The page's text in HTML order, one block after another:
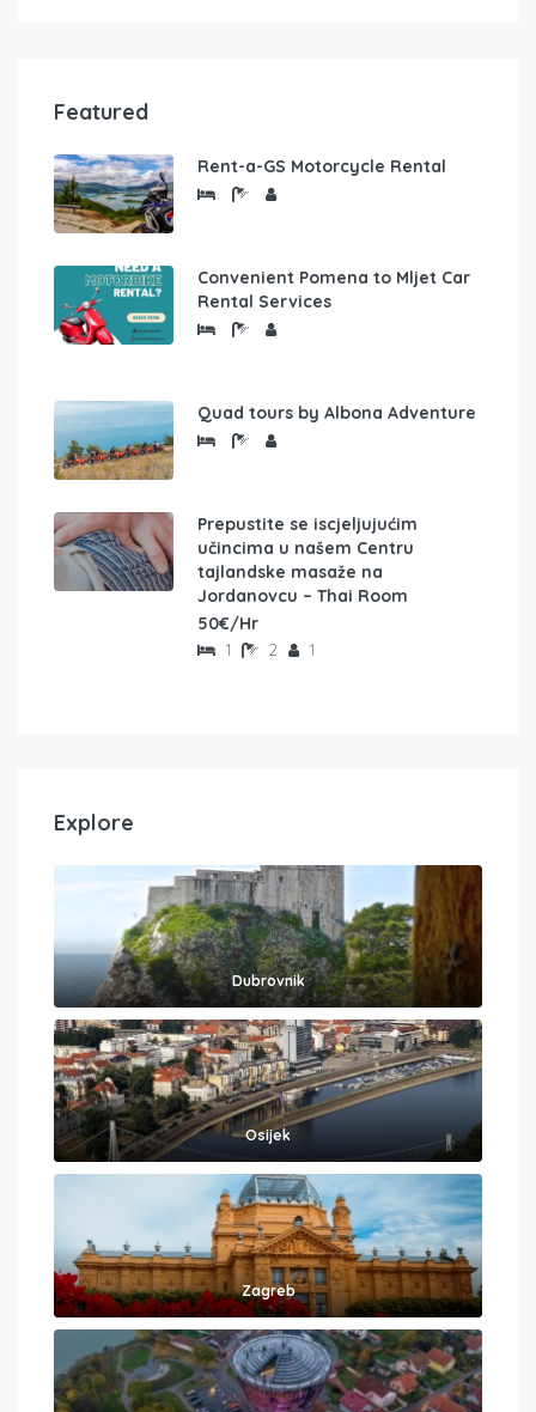
Featured
Rent-a-GS Motorcycle Rental
Convenient Pomena to Mljet Car
Rental Services
Quad tours by Albona Adventure
Prepustite se iscjeljujućim
učincima u našem Centru
tajlandske masaže na
Jordanovcu – Thai Room
50€/Hr
1 2 1
Explore
Dubrovnik
Osijek
Zagreb